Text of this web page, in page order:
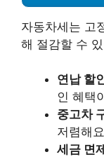
자동차세는 고
해 절감할 수
연납 할
인 혜택
중고차
저렴해
세금 면